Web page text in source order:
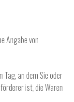
Angabe von
an dem Sie oder
ist, die Waren